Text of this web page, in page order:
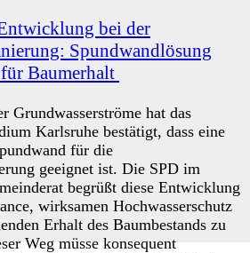
bei der
Spundwandlösung
Baumerhalt
Grundwasserströme hat das
Karlsruhe bestätigt, dass eine
für die
geeignet ist. Die SPD im
begrüßt diese Entwicklung
wirksamen Hochwasserschutz
Erhalt des Baumbestands zu
Weg müsse konsequent